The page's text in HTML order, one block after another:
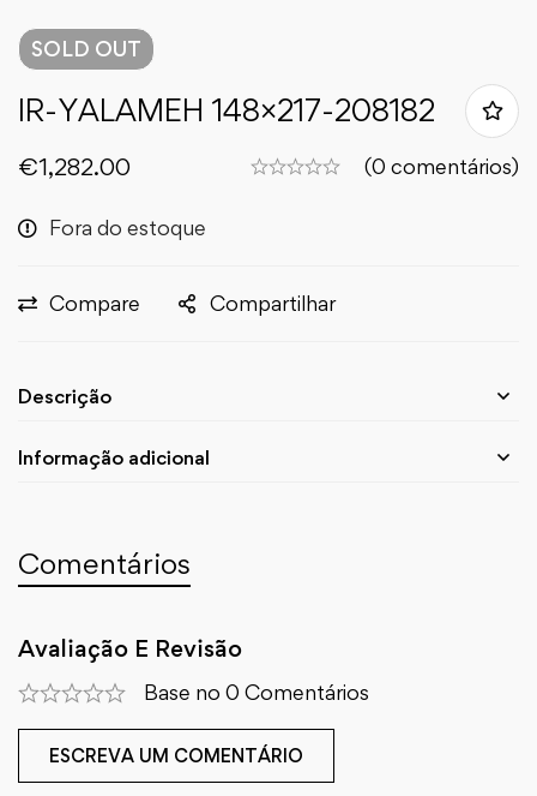
SOLD OUT
IR-YALAMEH 148×217-208182
€1,282.00 (0 comentários)
Fora do estoque
Compare Compartilhar
Descrição
Informação adicional
Comentários
Avaliação E Revisão
Base no 0 Comentários
ESCREVA UM COMENTÁRIO